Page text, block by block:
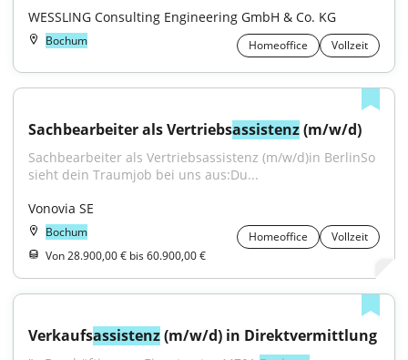
WESSLING Consulting Engineering GmbH & Co. KG
Bochum Homeoffice Vollzeit
Sachbearbeiter als Vertriebsassistenz (m/w/d)
Sachbearbeiter als Vertriebsassistenz (m/w/d)in BerlinSo
sieht dein Traumjob bei uns aus:Du...
Vonovia SE
Bochum Homeoffice
Vollzeit
Von 28.900,00 € bis 60.900,00 €
Verkaufsassistenz (m/w/d) in Direktvermittlung